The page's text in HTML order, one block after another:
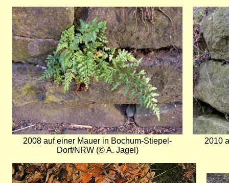
Bild
2008 auf einer Mauer in Bochum-Stiepel-
Dorf/NRW (© A. Jagel)
Bild
2010
Bild
Bild